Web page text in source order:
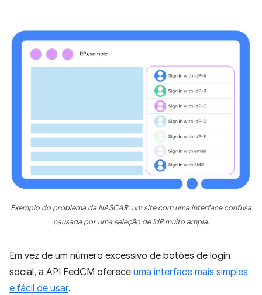
Exemplo do problema da NASCAR: um site com uma interface confusa
causada por uma seleção de IdP muito ampla.
Em vez de um número excessivo de botões de login
social, a API FedCM oferece uma interface mais simples
e fácil de usar.